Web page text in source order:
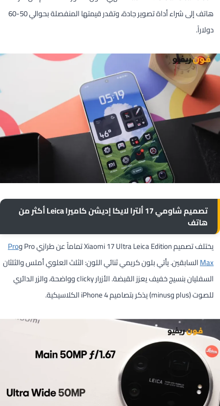
هاتف إلى شراء أداة تصوير جادة، وتقدر قيمتها المنفصلة بحوالي 50-60
دولاراً.
تصميم شاومي 17 ألترا لايكا إديشن كاميرا Leica أكثر من
هاتف
يختلف تصميم Xiaomi 17 Ultra Leica Edition تماماً عن طرازي Pro و
Pro
Maxالسابقين. يأتي بلون كريمي ثنائي اللون: الثلث العلوي أملس والثلثان
السفليان بنسيج خفيف يعزز القبضة. الأزرار clicky وواضحة، والزر الدائري
للصوت (plus وminus) يذكر بتصاميم iPhone 4 الكلاسيكية.